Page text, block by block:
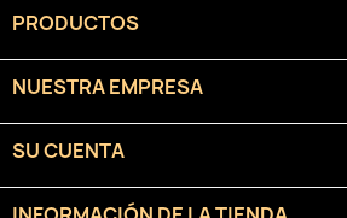
PRODUCTOS
NUESTRA EMPRESA
SU CUENTA